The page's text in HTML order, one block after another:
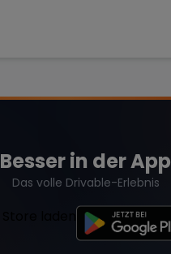
Besser in der App
Das volle Drivable-Erlebnis